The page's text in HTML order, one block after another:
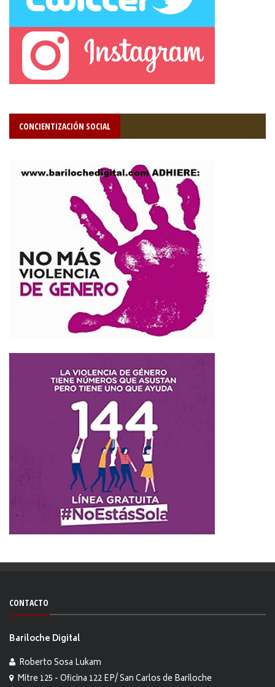
CONCIENTIZACIÓN SOCIAL
CONTACTO
Bariloche Digital
Roberto Sosa Lukam
Mitre 125 - Oficina 122 EP/ San Carlos de Bariloche